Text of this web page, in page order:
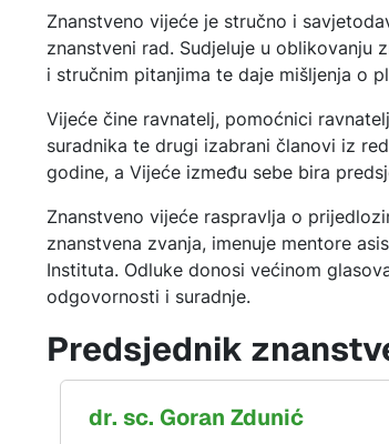
Znanstveno vijeće je stručno i
znanstveni rad. Sudjeluje u oblikovanju
i stručnim pitanjima te daje mišljenja o
Vijeće čine ravnatelj, pomoćnici
suradnika te drugi izabrani članovi iz
godine, a Vijeće između sebe bira
Znanstveno vijeće raspravlja o
znanstvena zvanja, imenuje mentore
Instituta. Odluke donosi većinom
odgovornosti i suradnje.
Predsjednik
dr. sc. Goran Zdunić